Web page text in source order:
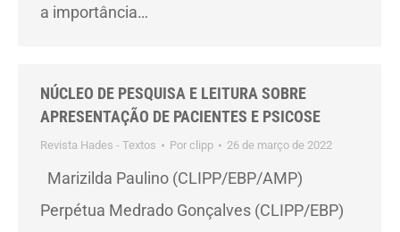
a importância…
NÚCLEO DE PESQUISA E LEITURA SOBRE
APRESENTAÇÃO DE PACIENTES E PSICOSE
Revista Hades - Textos Por clipp 26 de março de 2022
Marizilda Paulino (CLIPP/EBP/AMP)
Perpétua Medrado Gonçalves (CLIPP/EBP)